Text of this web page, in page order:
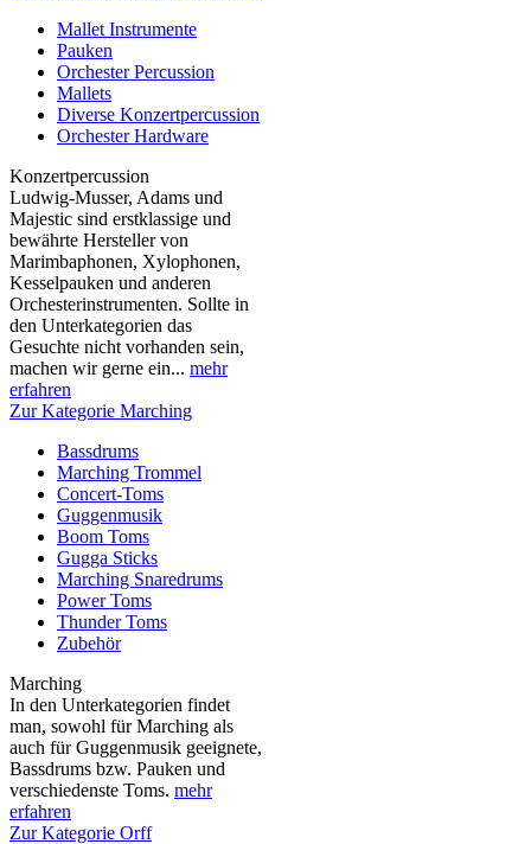
Mallet Instrumente
Pauken
Orchester Percussion
Mallets
Diverse Konzertpercussion
Orchester Hardware
Konzertpercussion
Ludwig-Musser, Adams und
Majestic sind erstklassige und
bewährte Hersteller von
Marimbaphonen, Xylophonen,
Kesselpauken und anderen
Orchesterinstrumenten. Sollte in
den Unterkategorien das
Gesuchte nicht vorhanden sein,
machen wir gerne ein... mehr
erfahren
Zur Kategorie Marching
Bassdrums
Marching Trommel
Concert-Toms
Guggenmusik
Boom Toms
Gugga Sticks
Marching Snaredrums
Power Toms
Thunder Toms
Zubehör
Marching
In den Unterkategorien findet
man, sowohl für Marching als
auch für Guggenmusik geeignete,
Bassdrums bzw. Pauken und
verschiedenste Toms. mehr
erfahren
Zur Kategorie Orff